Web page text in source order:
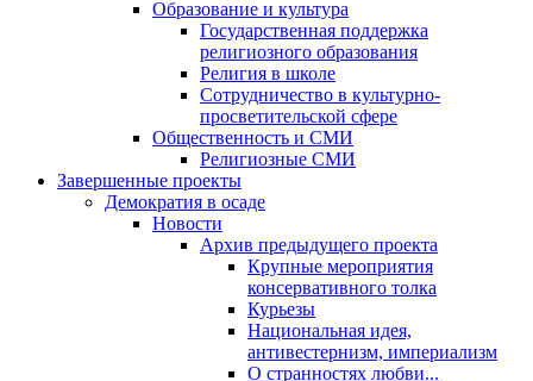
Образование и культура
Государственная поддержка
религиозного образования
Религия в школе
Сотрудничество в культурно-
просветительской сфере
Общественность и СМИ
Религиозные СМИ
Завершенные проекты
Демократия в осаде
Новости
Архив предыдущего проекта
Крупные мероприятия
консервативного толка
Курьезы
Национальная идея,
антивестернизм, империализм
О странностях любви...